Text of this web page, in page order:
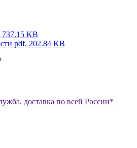
737.15 KB
pdf, 202.84 KB
доставка по всей России*